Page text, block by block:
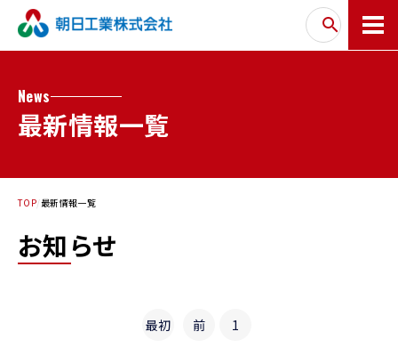
News
最新情報一覧
TOP 最新情報一覧
お知らせ
最初 前 1